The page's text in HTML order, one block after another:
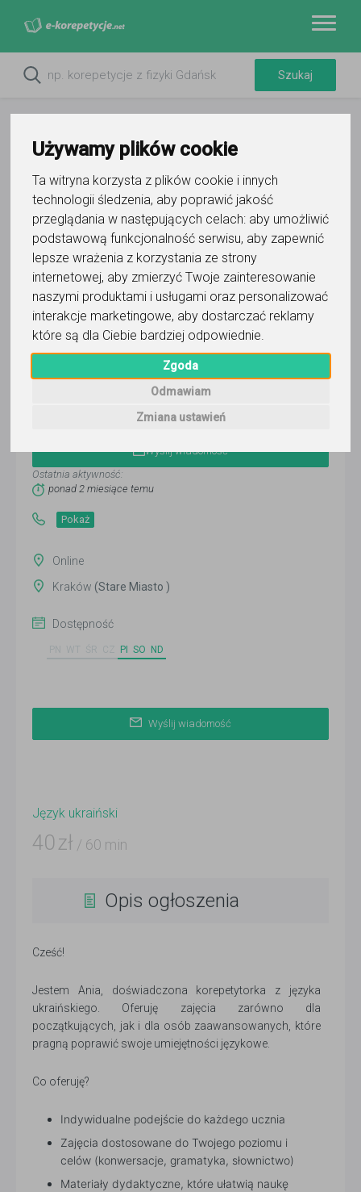
Używamy plików cookie
Ta witryna korzysta z plików cookie i innych
technologii śledzenia, aby poprawić jakość
przeglądania w następujących celach: aby umożliwić
podstawową funkcjonalność serwisu, aby zapewnić
lepsze wrażenia z korzystania ze strony
internetowej, aby zmierzyć Twoje zainteresowanie
naszymi produktami i usługami oraz personalizować
interakcje marketingowe, aby dostarczać reklamy
które są dla Ciebie bardziej odpowiednie
Zgoda
Odmawiam
Zmiana ustawień
Do ulubionych
Oznacz wystąpienie kontaktu
Anna Plokhotniuk
Wyślij wiadomość
Ostatnia aktywność:
ponad 2 miesiące temu
Pokaż
Online
Kraków (Stare Miasto )
Dostępność
PI SO ND
Wyślij wiadomość
Język ukraiński
40 zł / 60 min
Opis ogłoszenia
Cześć!
Jestem Ania, doświadczona korepetytorka z języka
ukraińskiego. Oferuję zajęcia zarówno dla
początkujących, jak i dla osób zaawansowanych, które
pragną poprawić swoje umiejętności językowe.
Co oferuję?
Indywidualne podejście do każdego ucznia
Zajęcia dostosowane do Twojego poziomu i
celów (konwersacje, gramatyka, słownictwo)
Materiały dydaktyczne, które ułatwią naukę